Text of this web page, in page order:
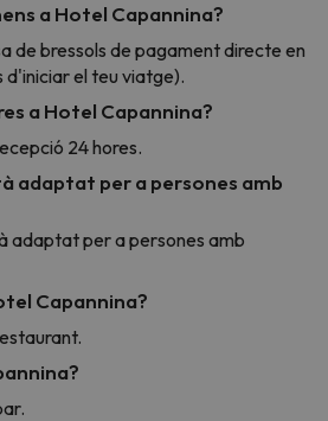
a Hotel Capannina?
de bressols de pagament directe en
d'iniciar el teu viatge).
a Hotel Capannina?
24 hores.
adaptat per a persones amb
adaptat per a persones amb
Capannina?